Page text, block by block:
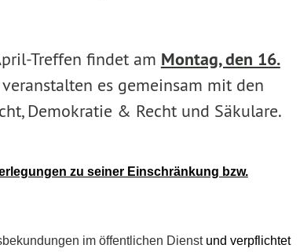
Treffen findet am Montag, den 16.
es gemeinsam mit den
Demokratie & Recht und Säkulare.
zu seiner Einschränkung bzw.
im öffentlichen Dienst und verpflichtet